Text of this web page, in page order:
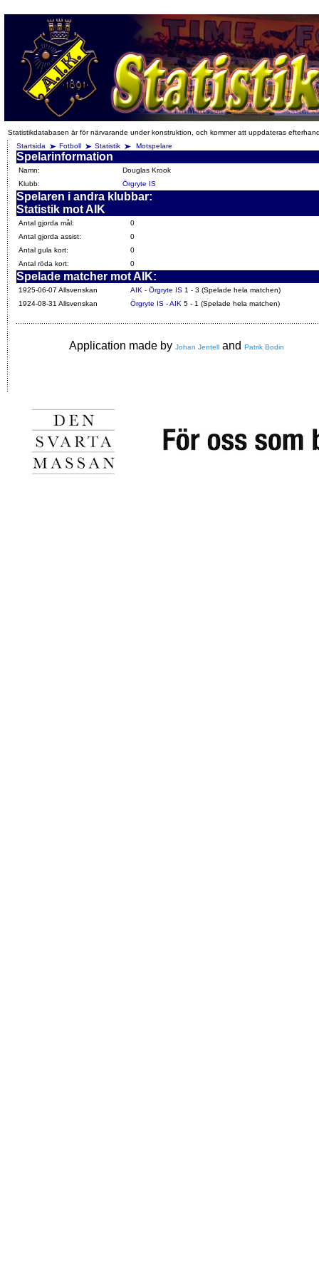
Statistikdatabasen är för närvarande under konstruktion, och kommer att uppdateras
Startsida
Fotboll Statistik Motspelare
Spelarinformation
Namn:
Douglas Krook
Klubb:
Örgryte IS
Spelaren i andra klubbar:
Statistik mot AIK
Antal gjorda mål:
0
Antal gjorda assist:
0
Antal gula kort:
0
Antal röda kort:
0
Spelade matcher mot AIK:
1925-06-07 Allsvenskan AIK - Örgryte IS 1 - 3 (Spelade hela matchen)
1924-08-31 Allsvenskan
Örgryte IS - AIK 5 - 1 (Spelade hela matchen)
Application made by Johan Jentell and Patrik Bodin